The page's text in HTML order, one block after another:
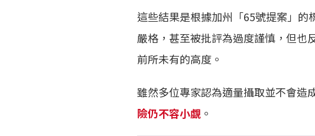
這些結果是根據加州「65號提案」
嚴格，甚至被批評為過度謹慎，但也
前所未有的高度。
雖然多位專家認為適量攝取並不會造
險仍不容小覷 。